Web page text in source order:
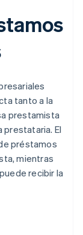
tanto a la
prestamista
prestataria. El
préstamos
mientras
recibir la